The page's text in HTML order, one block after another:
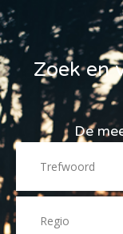
Zoek en
De